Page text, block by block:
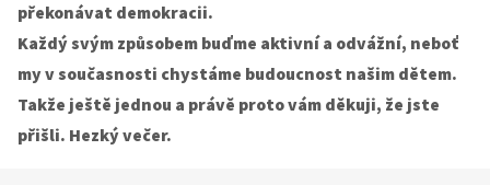
překonávat demokracii.
Každý svým způsobem buďme aktivní a odvážní, neboť
my v současnosti chystáme budoucnost našim dětem.
Takže ještě jednou a právě proto vám děkuji, že jste
přišli. Hezký večer.